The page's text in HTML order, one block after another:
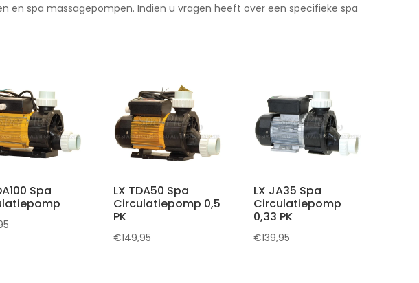
en spa massagepompen. Indien u vragen heeft over een specifieke spa
Spa
LX TDA50 Spa
Circulatiepomp 0,5
PK
€149,95
LX JA35 Spa
Circulatiepomp
0,33 PK
€139,95